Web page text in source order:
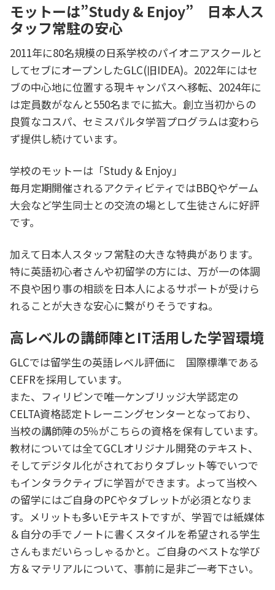
モットーは”Study & Enjoy” 日本人ス
タッフ常駐の安心
2011年に80名規模の日系学校のパイオニアスクールと
してセブにオープンしたGLC(旧IDEA)。2022年にはセ
ブの中心地に位置する現キャンパスへ移転、2024年に
は定員数がなんと550名までに拡大。創立当初からの
良質なコスパ、セミスパルタ学習プログラムは変わら
ず提供し続けています。
学校のモットーは「Study & Enjoy」
毎月定期開催されるアクティビティではBBQやゲーム
大会など学生同士との交流の場として生徒さんに好評
です。
加えて日本人スタッフ常駐の大きな特典があります。
特に英語初心者さんや初留学の方には、万が一の体調
不良や困り事の相談を日本人によるサポートが受けら
れることが大きな安心に繋がりそうですね。
高レベルの講師陣とIT活用した学習環境
GLCでは留学生の英語レベル評価に 国際標準である
CEFRを採用しています。
また、フィリピンで唯一ケンブリッジ大学認定の
CELTA資格認定トレーニングセンターとなっており、
当校の講師陣の5％がこちらの資格を保有しています。
教材については全てGCLオリジナル開発のテキスト、
そしてデジタル化がされておりタブレット等でいつで
もインタラクティブに学習ができます。よって当校へ
の留学にはご自身のPCやタブレットが必須となりま
す。メリットも多いEテキストですが、学習では紙媒体
＆自分の手でノートに書くスタイルを希望される学生
さんもまだいらっしゃるかと。ご自身のベストな学び
方＆マテリアルについて、事前に是非ご一考下さい。